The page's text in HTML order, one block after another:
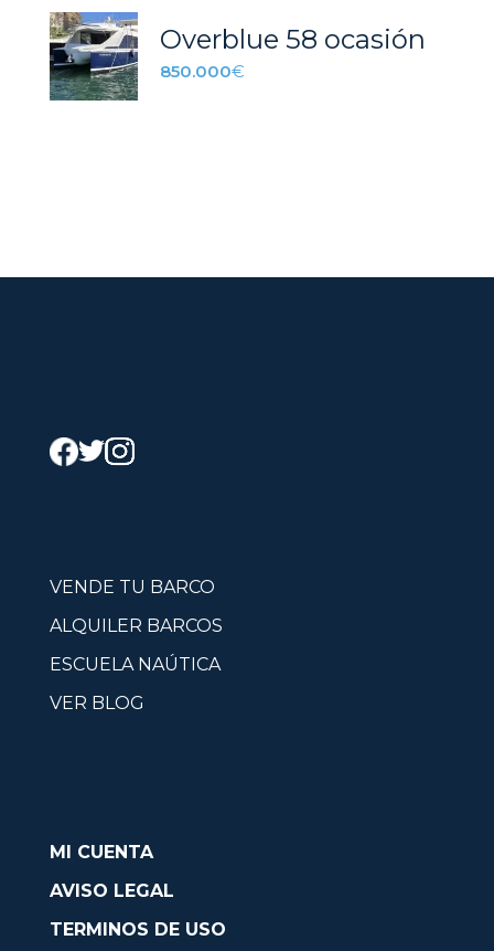
Overblue 58 ocasión
850.000€
VENDE TU BARCO
ALQUILER BARCOS
ESCUELA NAÚTICA
VER BLOG
MI CUENTA
AVISO LEGAL
TERMINOS DE USO